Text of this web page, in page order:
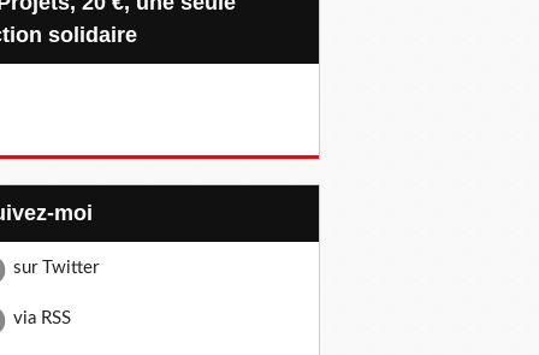
solidaire
moi
sur Twitter
via RSS